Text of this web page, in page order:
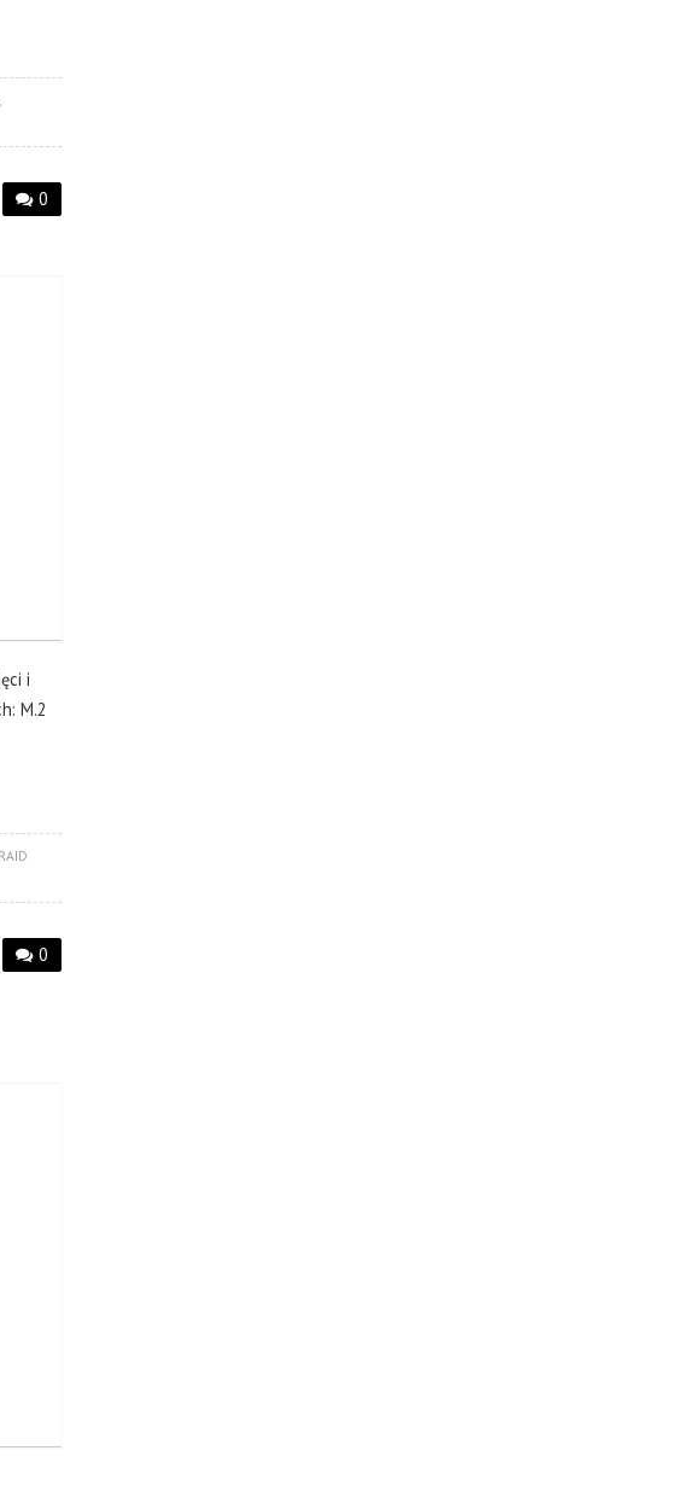
0
i
M.2
RAID
0